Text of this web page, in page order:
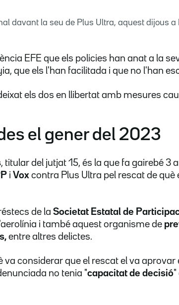
davant la seu de Plus Ultra, aquest dijous a
EFE que els policies han anat a la
que els l'han facilitada i que no l'han
els dos en llibertat amb mesures
el gener del 2023
, titular del jutjat 15, és la que fa gairebé 3
i Vox contra Plus Ultra pel rescat de què
de la Societat Estatal de
i també aquest organisme de
entre altres delictes.
va considerar que el rescat el va aprovar
no tenia "capacitat de decisió"